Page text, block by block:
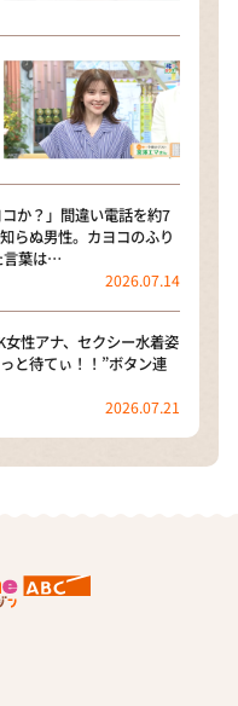
か？」間違い電話を約7
らぬ男性。カヨコのふり
言葉は…
2026.07.14
女性アナ、セクシー水着姿
と待てぃ！！”ボタン連
2026.07.21